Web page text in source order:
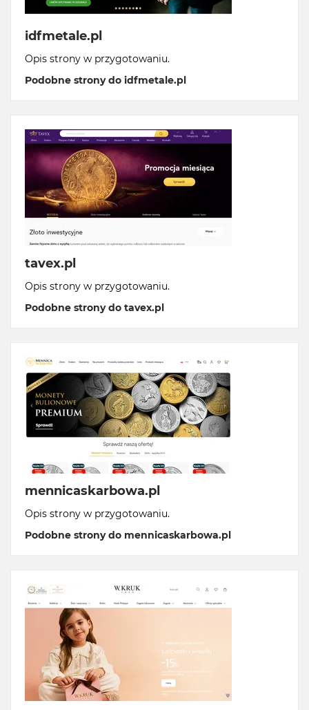
idfmetale.pl
Opis strony w przygotowaniu.
Podobne strony do idfmetale.pl
tavex.pl
Opis strony w przygotowaniu.
Podobne strony do tavex.pl
mennicaskarbowa.pl
Opis strony w przygotowaniu.
Podobne strony do mennicaskarbowa.pl